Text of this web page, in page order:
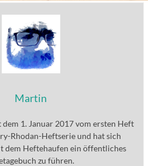
Martin
1. Januar 2017 vom ersten Heft
Rhodan-Heftserie und hat sich
dem Heftehaufen ein öffentliches
zu führen.